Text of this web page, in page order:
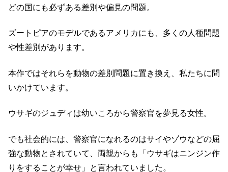
どの国にも必ずある差別や偏見の問題。
ズートピアのモデルであるアメリカにも、多くの人種問題
や性差別があります。
本作ではそれらを動物の差別問題に置き換え、私たちに問
いかけています。
ウサギのジュディは幼いころから警察官を夢見る女性。
でも社会的には、警察官になれるのはサイやゾウなどの屈
強な動物とされていて、両親からも「ウサギはニンジン作
りをすることが幸せ」と言われていました。